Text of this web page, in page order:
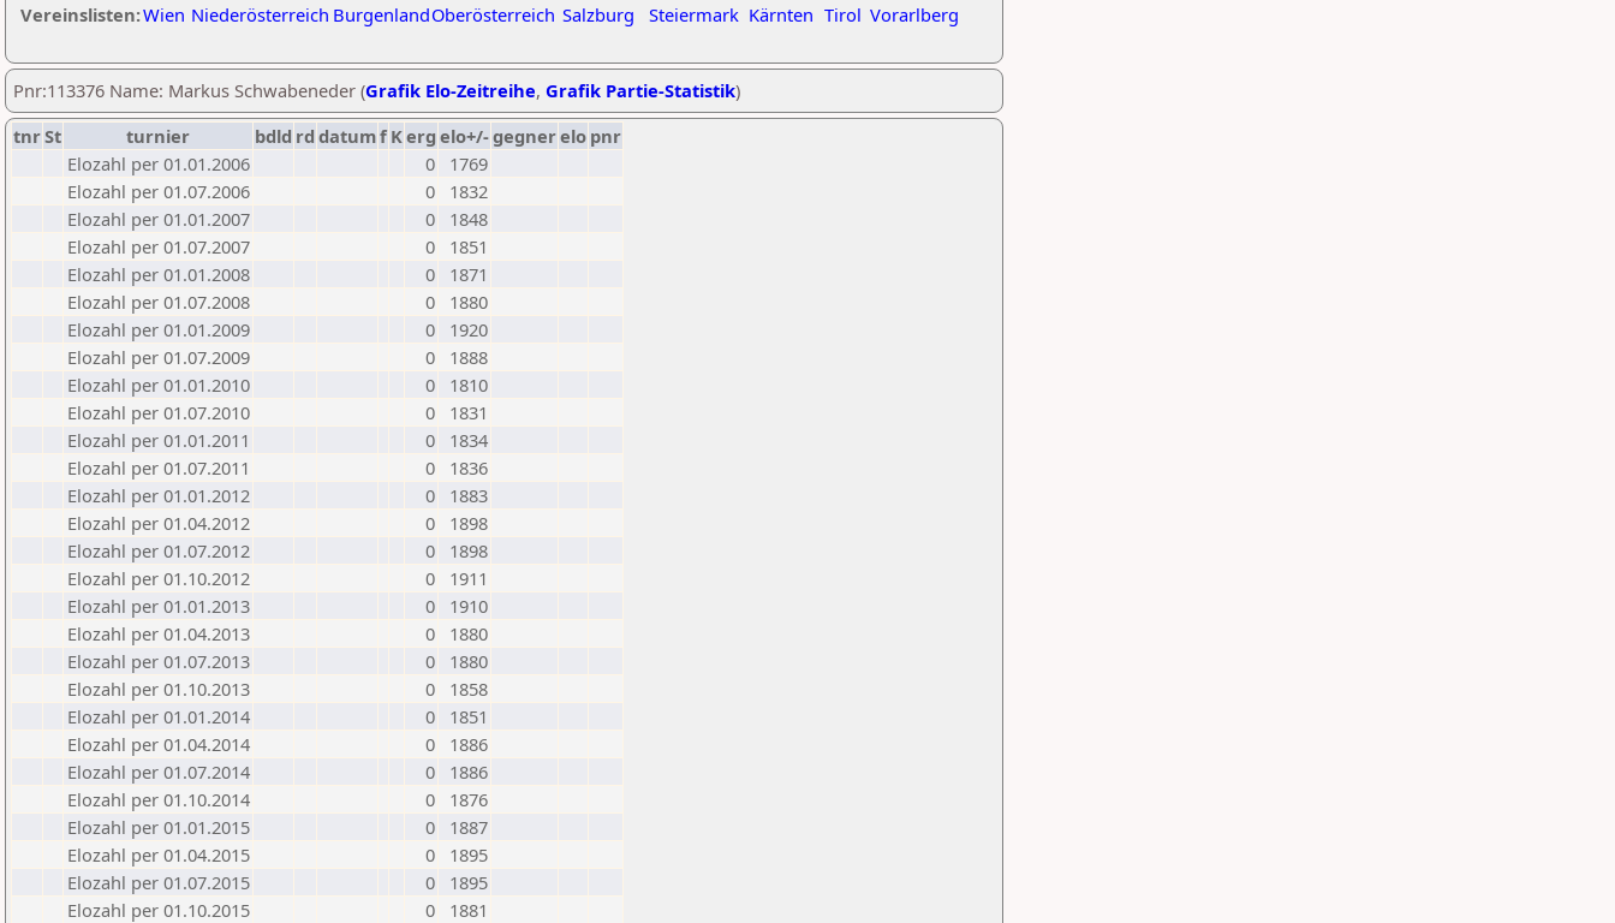
Vereinslisten:Wien Niederösterreich BurgenlandOberösterreich Salzburg Steiermark Kärnten Tirol Vorarlberg
Pnr:113376 Name: Markus Schwabeneder (Grafik Elo-Zeitreihe, Grafik Partie-Statistik)
tnrSt turnier bdld rd datumf Kerg elo+/-gegnerelo pnr
Elozahl per 01.01.2006
0
1769
Elozahl per 01.07.2006
0
1832
Elozahl per 01.01.2007
0
1848
Elozahl per 01.07.2007
0
1851
Elozahl per 01.01.2008
0
1871
Elozahl per 01.07.2008
0
1880
Elozahl per 01.01.2009
0
1920
Elozahl per 01.07.2009
0
1888
Elozahl per 01.01.2010
0
1810
Elozahl per 01.07.2010
0
1831
Elozahl per 01.01.2011
0
1834
Elozahl per 01.07.2011
0
1836
Elozahl per 01.01.2012
0
1883
Elozahl per 01.04.2012
0
1898
Elozahl per 01.07.2012
0
1898
Elozahl per 01.10.2012
0
1911
Elozahl per 01.01.2013
0
1910
Elozahl per 01.04.2013
0
1880
Elozahl per 01.07.2013
0
1880
Elozahl per 01.10.2013
0
1858
Elozahl per 01.01.2014
0
1851
Elozahl per 01.04.2014
0
1886
Elozahl per 01.07.2014
0
1886
Elozahl per 01.10.2014
0
1876
Elozahl per 01.01.2015
0
1887
Elozahl per 01.04.2015
0
1895
Elozahl per 01.07.2015
0
1895
Elozahl per 01.10.2015
0
1881